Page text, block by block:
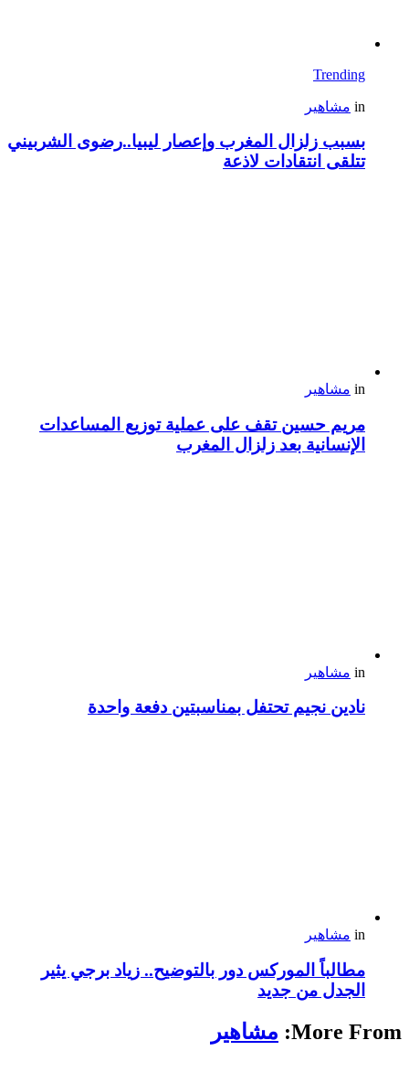
Trending
in مشاهير
بسبب زلزال المغرب وإعصار ليبيا..رضوى الشربيني
تتلقى انتقادات لاذعة
in مشاهير
مريم حسين تقف على عملية توزيع المساعدات
الإنسانية بعد زلزال المغرب
in مشاهير
نادين نجيم تحتفل بمناسبتين دفعة واحدة
in مشاهير
مطالباً الموركس دور بالتوضيح.. زياد برجي يثير
الجدل من جديد
More From: مشاهير